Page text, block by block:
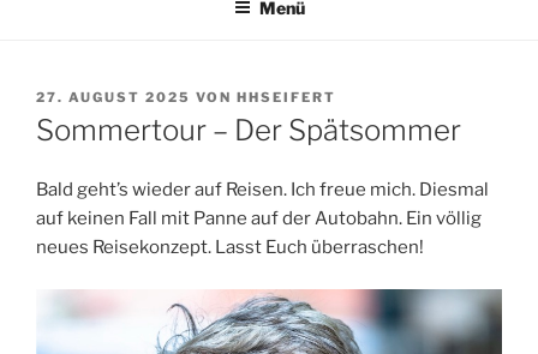
Menü
VERÖFFENTLICHT
AM
27. AUGUST 2025 VON HHSEIFERT
Sommertour – Der Spätsommer
Bald geht’s wieder auf Reisen. Ich freue mich. Diesmal
auf keinen Fall mit Panne auf der Autobahn. Ein völlig
neues Reisekonzept. Lasst Euch überraschen!